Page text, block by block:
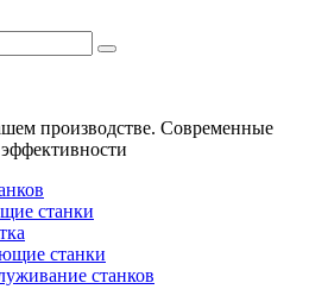
производстве. Современные
станки
станки
станков